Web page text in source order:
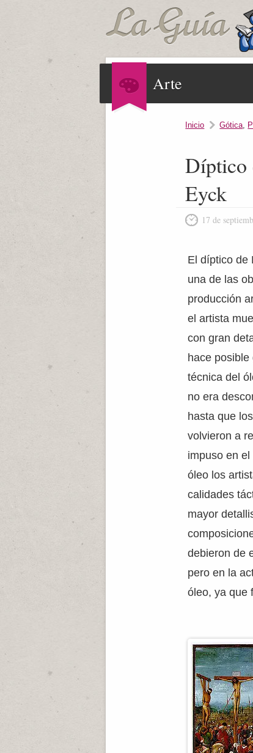
Arte
Inicio Gótica,
Díptico
Eyck
17 de
El díptico de
una de las
producción
el artista
con gran
hace
técnica del
no era
hasta que
volvieron a
impuso en
óleo los
calidades
mayor
debieron de
pero en la
óleo, ya que